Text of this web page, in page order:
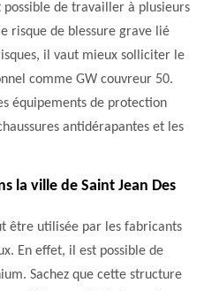
de travailler à plusieurs
risque de blessure grave lié
il vaut mieux solliciter le
comme GW couvreur 50.
équipements de protection
antidérapantes et les
la ville de Saint Jean Des
être utilisée par les fabricants
En effet, il est possible de
Sachez que cette structure